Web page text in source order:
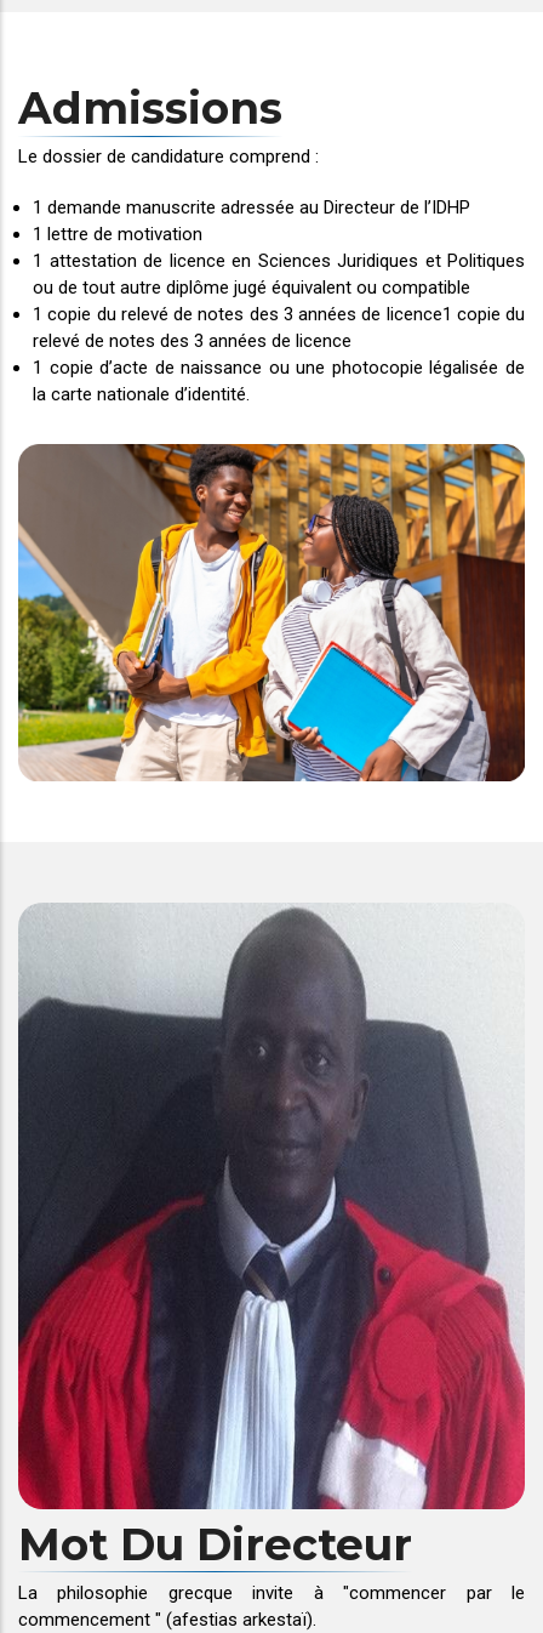
Admissions
Le dossier de candidature comprend :
1 demande manuscrite adressée au Directeur de l’IDHP
1 lettre de motivation
1 attestation de licence en Sciences Juridiques et Politiques
ou de tout autre diplôme jugé équivalent ou compatible
1 copie du relevé de notes des 3 années de licence1 copie du
relevé de notes des 3 années de licence
1 copie d’acte de naissance ou une photocopie légalisée de
la carte nationale d’identité.
Mot Du Directeur
La philosophie grecque invite à "commencer par le
commencement " (afestias arkestaï).